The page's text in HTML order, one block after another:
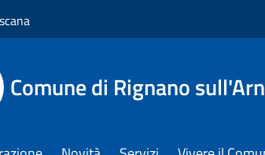
Comune di Rignano